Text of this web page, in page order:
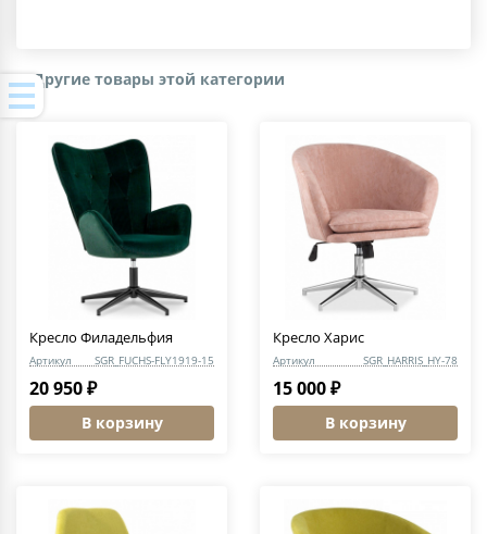
Другие товары этой категории
Кресло Филадельфия
Артикул SGR_FUCHS-FLY1919-15
20 950 ₽
В корзину
Кресло Харис
Артикул SGR_HARRIS_HY-78
15 000 ₽
В корзину